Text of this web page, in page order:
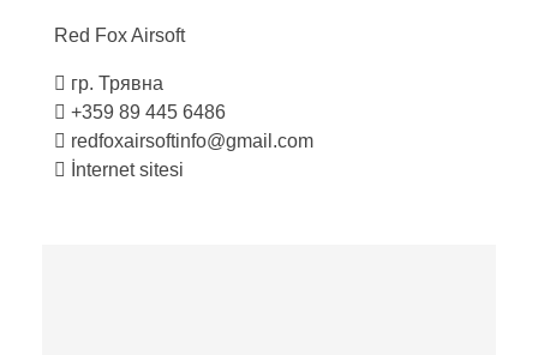
Red FoxAirsoft
гр. Трявна
+359 89 445 6486
redfoxairsoftinfo@gmail.com
İnternet sitesi